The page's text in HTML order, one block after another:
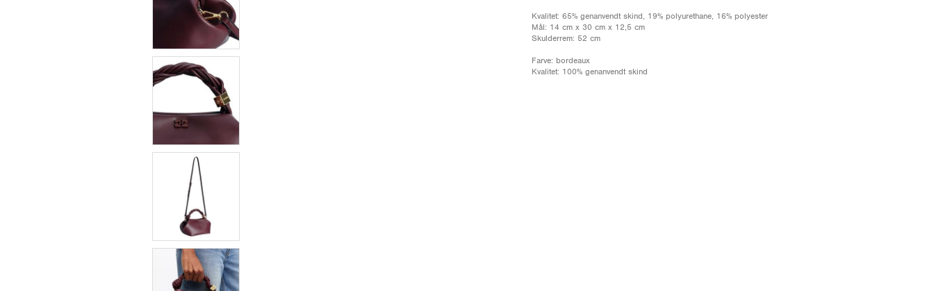
Kvalitet: 65% genanvendt skind, 19% polyurethane, 16% polyester
Mål: 14 cm x 30 cm x 12,5 cm
Skulderrem: 52 cm
Farve: bordeaux
Kvalitet: 100% genanvendt skind